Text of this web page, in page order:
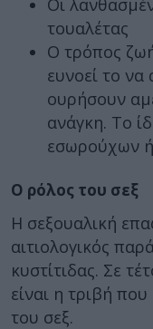
Οι
τουαλέτας
Ο τρόπος
ευνοεί το να
ουρήσουν
ανάγκη. Το
εσωρούχων
Ο ρόλος του σεξ
Η σεξουαλική
αιτιολογικός
κυστίτιδας. Σε
είναι η τριβή
του σεξ.